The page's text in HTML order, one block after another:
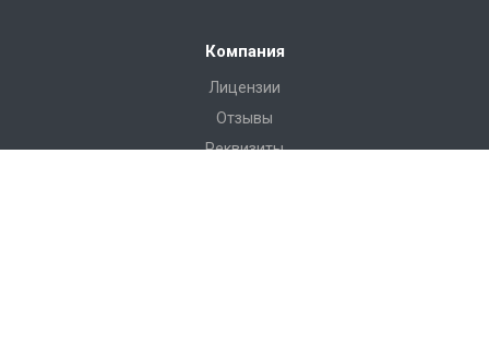
Компания
Лицензии
Отзывы
Реквизиты